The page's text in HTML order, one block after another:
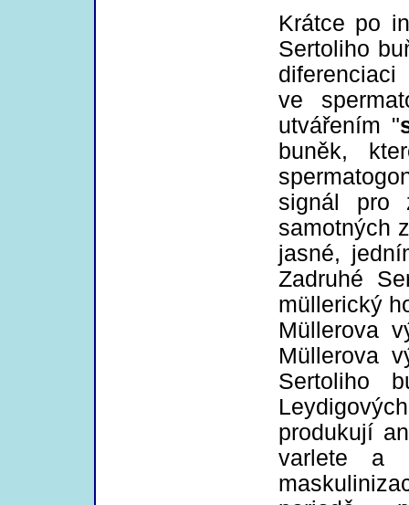
Krátce po
Sertoliho
ve
utvářením "
buněk,
signál pro
samotných
jasné,
Zadruhé
müllerický
Müllerova
Müllerova
Sertoliho
produkují
varlete a